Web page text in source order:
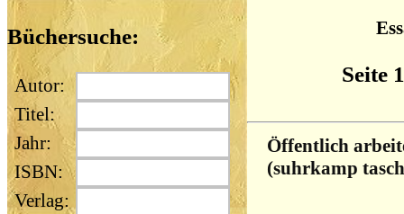
Büchersuche:
Autor:
Titel:
Jahr:
ISBN:
Verlag:
Seite
Öffentlich
(suhrkamp